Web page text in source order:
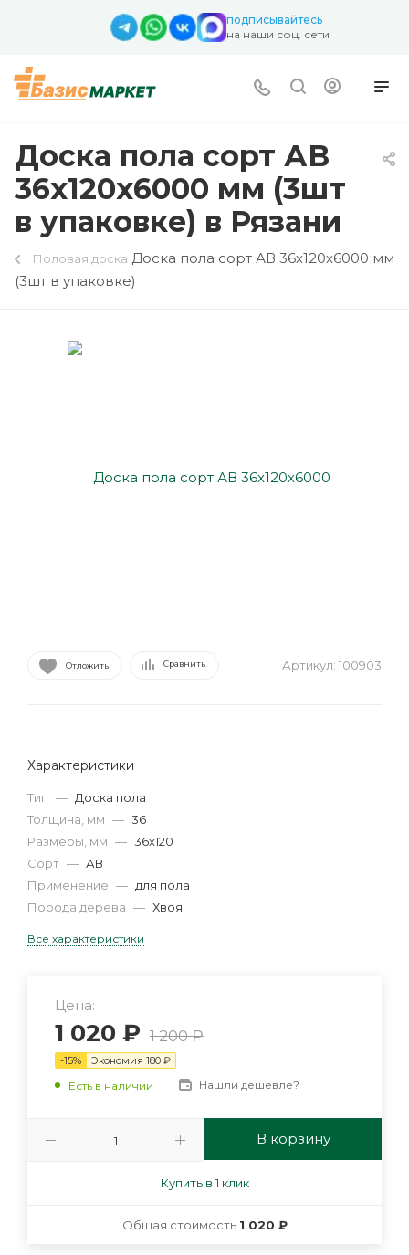
подписывайтесь
на наши соц. сети
Доска пола сорт АВ
36х120х6000 мм (3шт
в упаковке) в Рязани
Половая доска Доска пола сорт АВ 36х120х6000 мм
(3шт в упаковке)
Отложить Сравнить Артикул: 100903
Характеристики
Тип — Доска пола
Толщина, мм — 36
Размеры, мм — 36х120
Сорт — АВ
Применение — для пола
Порода дерева — Хвоя
Все характеристики
Цена:
1 020 ₽ 1 200₽
-15% Экономия 180 ₽
Есть в наличии Нашли дешевле?
В корзину
Купить в 1 клик
Общая стоимость 1 020 ₽